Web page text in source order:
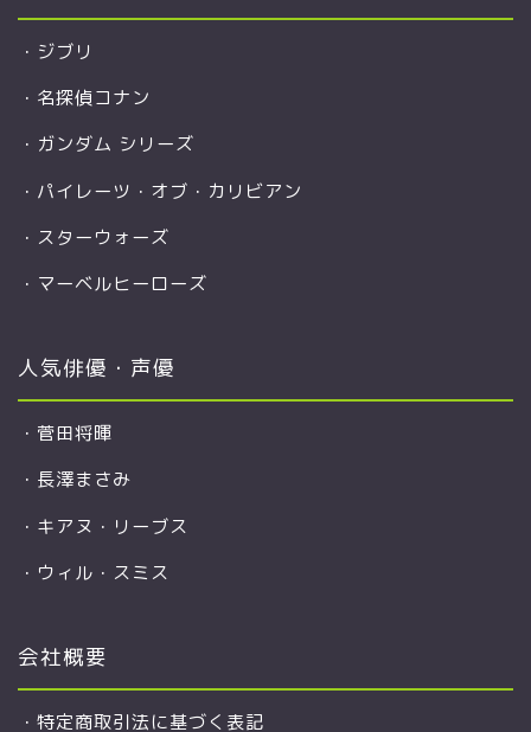
・ ジブリ
・ 名探偵コナン
・ ガンダム シリーズ
・ パイレーツ・オブ・カリビアン
・ スターウォーズ
・ マーベルヒーローズ
人気俳優・声優
・ 菅田将暉
・ 長澤まさみ
・ キアヌ・リーブス
・ ウィル・スミス
会社概要
・ 特定商取引法に基づく表記